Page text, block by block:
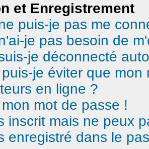
et Enregistrement
puis-je pas me
je pas besoin de
je déconnecté
je éviter que
en ligne ?
mot de passe !
inscrit mais ne peux
enregistré dans le